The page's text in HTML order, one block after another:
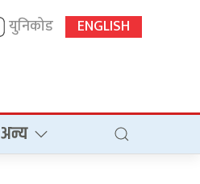
युनिकोड ENGLISH
अन्य